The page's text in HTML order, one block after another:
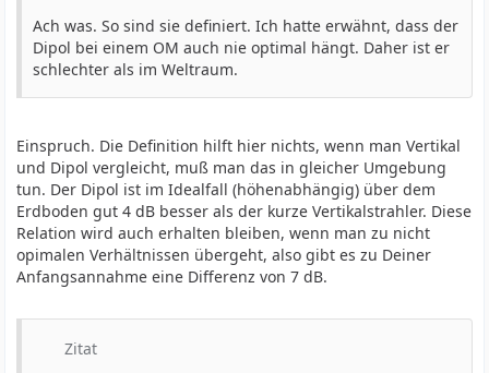
Ach was. So sind sie definiert. Ich hatte erwähnt, dass der
Dipol bei einem OM auch nie optimal hängt. Daher ist er
schlechter als im Weltraum.
Einspruch. Die Definition hilft hier nichts, wenn man Vertikal
und Dipol vergleicht, muß man das in gleicher Umgebung
tun. Der Dipol ist im Idealfall (höhenabhängig) über dem
Erdboden gut 4 dB besser als der kurze Vertikalstrahler. Diese
Relation wird auch erhalten bleiben, wenn man zu nicht
opimalen Verhältnissen übergeht, also gibt es zu Deiner
Anfangsannahme eine Differenz von 7 dB.
Zitat